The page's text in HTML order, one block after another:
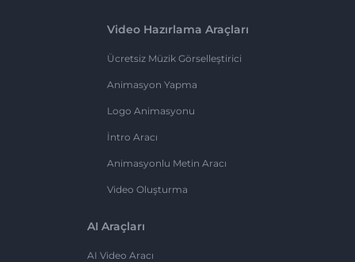
Video Hazırlama Araçları
Ücretsiz Müzik Görselleştirici
Animasyon Yapma
Logo Animasyonu
İntro Aracı
Animasyonlu Metin Aracı
Video Oluşturma
AI Araçları
AI Video Aracı